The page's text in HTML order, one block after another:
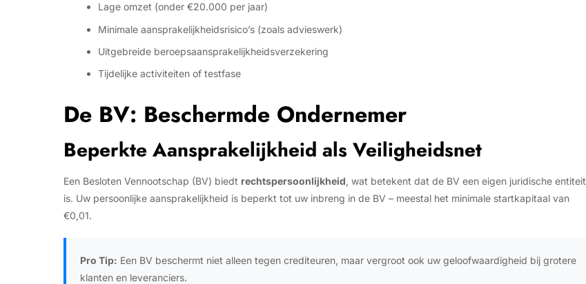
Lage omzet (onder €20.000 per jaar)
Minimale aansprakelijkheidsrisico’s (zoals advieswerk)
Uitgebreide beroepsaansprakelijkheidsverzekering
Tijdelijke activiteiten of testfase
De BV: Beschermde Ondernemer
Beperkte Aansprakelijkheid als Veiligheidsnet
Een Besloten Vennootschap (BV) biedt rechtspersoonlijkheid, wat betekent dat de BV een eigen juridische entiteit
is. Uw persoonlijke aansprakelijkheid is beperkt tot uw inbreng in de BV – meestal het minimale startkapitaal van
€0,01.
Pro Tip: Een BV beschermt niet alleen tegen crediteuren, maar vergroot ook uw geloofwaardigheid bij grotere
klanten en leveranciers.